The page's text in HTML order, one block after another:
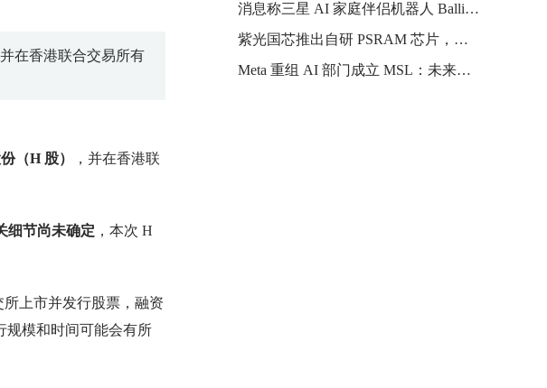
在香港联合交易所有
（H 股）
，并在香港联
细节尚未确定 ，本次 H
上市并发行股票，融资
规模和时间可能会有所
消息称三星 AI 家庭伴侣机器人 Ballie 推迟上市，预计定价超 2000 美元
紫光国芯推出自研 PSRAM 芯片，最高 128Mb 容量
Meta 重组 AI 部门成立 MSL：未来几年投入数千亿美元，瞄准超级智能